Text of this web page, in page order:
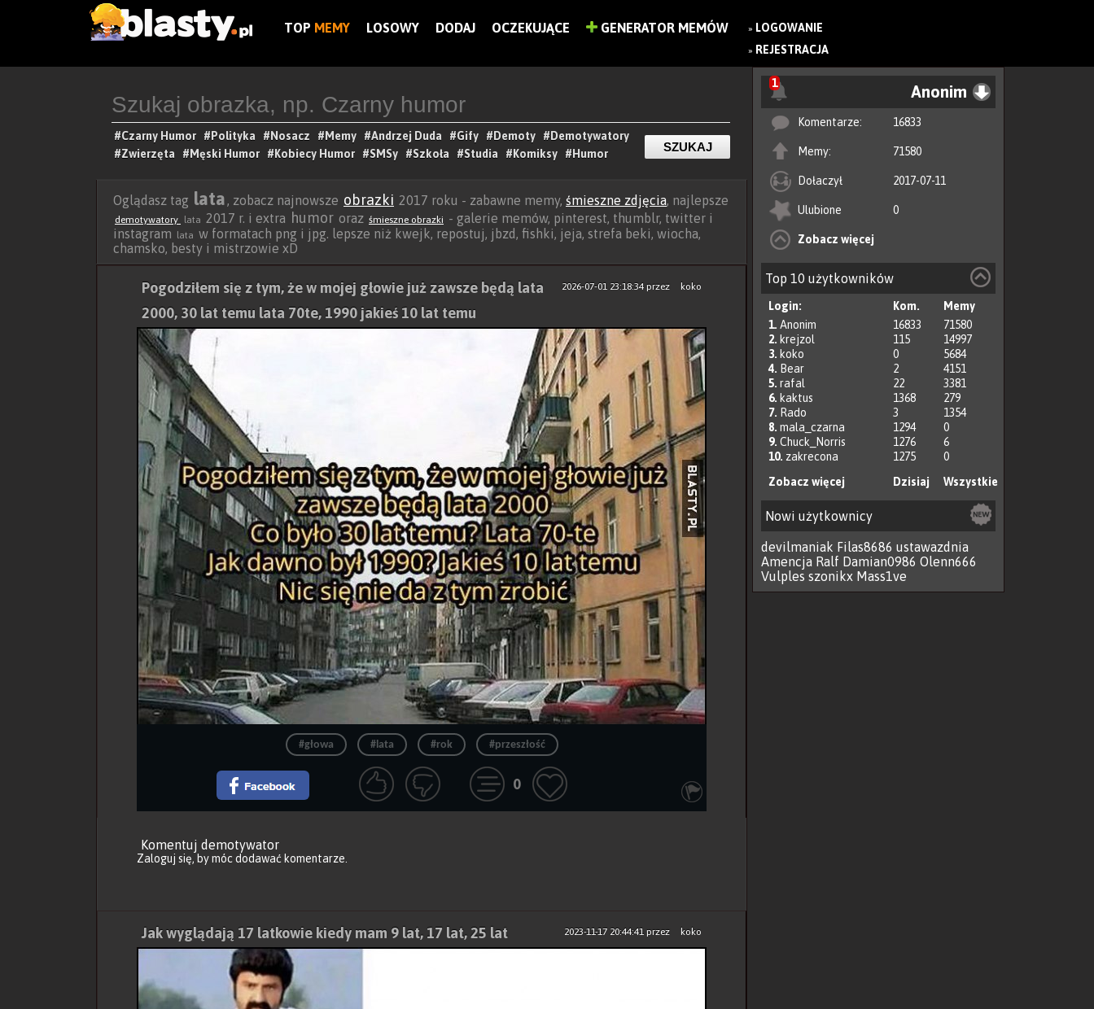
TOP MEMY LOSOWY DODAJ OCZEKUJĄCE GENERATOR MEMÓW » LOGOWANIE
» REJESTRACJA
1 Anonim
Komentarze: 16833
Memy: 71580
Dołaczył 2017-07-11
Ulubione 0
Zobacz więcej
Top 10 użytkowników
Login: Kom.
Memy
1. Anonim 16833
71580
2. krejzol 115
14997
3. koko 0
5684
4. Bear 2
4151
5. rafal 22
3381
6. kaktus 1368
279
7. Rado 3
1354
8. mala_czarna 1294
0
9. Chuck_Norris 1276
6
10. zakrecona 1275
0
Zobacz więcej
Dzisiaj Wszystkie
Nowi użytkownicy
devilmaniak Filas8686 ustawazdnia
Amencja Ralf Damian0986 Olenn666
Vulples szonikx Mass1ve
#Czarny Humor #Polityka #Nosacz #Memy #Andrzej Duda #Gify #Demoty
#Demotywatory
#Zwierzęta
#Męski Humor #Kobiecy Humor #SMSy #Szkoła #Studia #Komiksy #Humor
Oglądasz tag lata, zobacz najnowsze obrazki 2017 roku - zabawne memy, śmieszne zdjęcia, najlepsze
demotywatory lata 2017 r. i extra humor oraz śmieszne obrazki - galerie memów, pinterest, thumblr, twitter i
instagram lata w formatach png i jpg. lepsze niż kwejk, repostuj, jbzd, fishki, jeja, strefa beki, wiocha,
chamsko, besty i mistrzowie xD
2026-07-01 23:18:34przez koko
Pogodziłem się z tym, że w mojej głowie już zawsze będą lata
2000, 30 lat temu lata 70te, 1990 jakieś 10 lat temu
#głowa #lata #rok #przeszłość
0
Komentuj demotywator
Zaloguj się, by móc dodawać komentarze.
2023-11-17 20:44:41przez koko
Jak wyglądają 17 latkowie kiedy mam 9 lat, 17 lat, 25 lat